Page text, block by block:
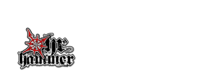
Ohrhammer.online